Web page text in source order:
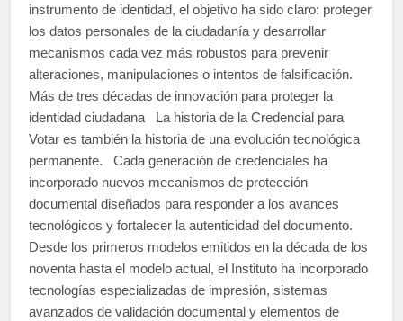
instrumento de identidad, el objetivo ha sido claro: proteger
los datos personales de la ciudadanía y desarrollar
mecanismos cada vez más robustos para prevenir
alteraciones, manipulaciones o intentos de falsificación.
Más de tres décadas de innovación para proteger la
identidad ciudadana La historia de la Credencial para
Votar es también la historia de una evolución tecnológica
permanente. Cada generación de credenciales ha
incorporado nuevos mecanismos de protección
documental diseñados para responder a los avances
tecnológicos y fortalecer la autenticidad del documento.
Desde los primeros modelos emitidos en la década de los
noventa hasta el modelo actual, el Instituto ha incorporado
tecnologías especializadas de impresión, sistemas
avanzados de validación documental y elementos de